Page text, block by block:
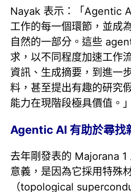
Nayak 表示：「Agentic
工作的每一個環節，並成
自然的一部分。這些
求，以不同程度加速工作
資訊、生成摘要，到進一
料，甚至提出有趣的研究
能力在現階段極具價值。」
Agentic AI 有助於尋找
去年剛發表的 Majorana 1
意義，是因為它採用特殊
（topological